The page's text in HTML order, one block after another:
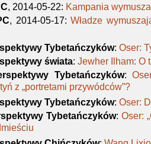
, 2014-05-22: Kampania
, 2014-05-17:Władze
Tybetańczyków:Oser:
świata:Jewher Ilham: O
Tybetańczyków:
z „portretami przywódców”?
Tybetańczyków:Oser:
Tybetańczyków:Oser: